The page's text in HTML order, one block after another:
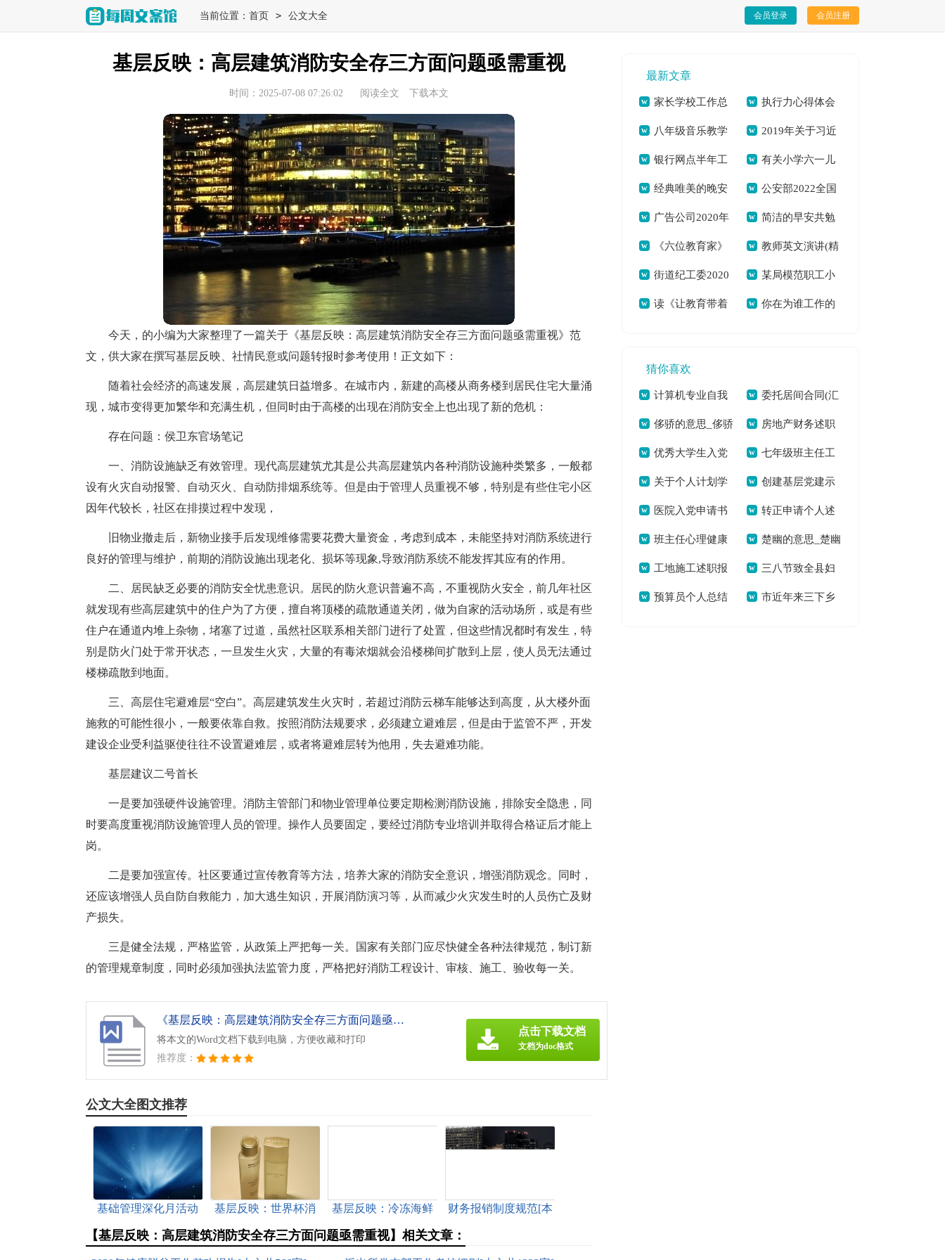
当前位置： 首页 > 公文大全 会员登录 会员注册
基层反映：高层建筑消防安全存三方面问题亟需重视
时间：2025-07-08 07:26:02 阅读全文 下载本文
今天，的小编为大家整理了一篇关于《基层反映：高层建筑消防安全存三方面问题亟需重视》范
文，供大家在撰写基层反映、社情民意或问题转报时参考使用！正文如下：
随着社会经济的高速发展，高层建筑日益增多。在城市内，新建的高楼从商务楼到居民住宅大量涌
现，城市变得更加繁华和充满生机，但同时由于高楼的出现在消防安全上也出现了新的危机：
存在问题：侯卫东官场笔记
一、消防设施缺乏有效管理。现代高层建筑尤其是公共高层建筑内各种消防设施种类繁多，一般都
设有火灾自动报警、自动灭火、自动防排烟系统等。但是由于管理人员重视不够，特别是有些住宅小区
因年代较长，社区在排摸过程中发现，
旧物业撤走后，新物业接手后发现维修需要花费大量资金，考虑到成本，未能坚持对消防系统进行
良好的管理与维护，前期的消防设施出现老化、损坏等现象,导致消防系统不能发挥其应有的作用。
二、居民缺乏必要的消防安全忧患意识。居民的防火意识普遍不高，不重视防火安全，前几年社区
就发现有些高层建筑中的住户为了方便，擅自将顶楼的疏散通道关闭，做为自家的活动场所，或是有些
住户在通道内堆上杂物，堵塞了过道，虽然社区联系相关部门进行了处置，但这些情况都时有发生，特
别是防火门处于常开状态，一旦发生火灾，大量的有毒浓烟就会沿楼梯间扩散到上层，使人员无法通过
楼梯疏散到地面。
三、高层住宅避难层“空白”。高层建筑发生火灾时，若超过消防云梯车能够达到高度，从大楼外面
施救的可能性很小，一般要依靠自救。按照消防法规要求，必须建立避难层，但是由于监管不严，开发
建设企业受利益驱使往往不设置避难层，或者将避难层转为他用，失去避难功能。
基层建议二号首长
一是要加强硬件设施管理。消防主管部门和物业管理单位要定期检测消防设施，排除安全隐患，同
时要高度重视消防设施管理人员的管理。操作人员要固定，要经过消防专业培训并取得合格证后才能上
岗。
二是要加强宣传。社区要通过宣传教育等方法，培养大家的消防安全意识，增强消防观念。同时，
还应该增强人员自防自救能力，加大逃生知识，开展消防演习等，从而减少火灾发生时的人员伤亡及财
产损失。
三是健全法规，严格监管，从政策上严把每一关。国家有关部门应尽快健全各种法律规范，制订新
的管理规章制度，同时必须加强执法监管力度，严格把好消防工程设计、审核、施工、验收每一关。
《基层反映：高层建筑消防安全存三方面问题亟需重视[本文共867字].doc》
将本文的Word文档下载到电脑，方便收藏和打印
推荐度：
点击下载文档
文档为doc格式
公文大全图文推荐
基础管理深化月活动
基层反映：世界杯消
[本文共1461字]
基层反映：冷冻海鲜
止亟待引起重视[本文
财务报销制度规范[本
【基层反映：高层建筑消防安全存三方面问题亟需重视】相关文章：
最新文章
家长学校工作总
结[本文共812字]
执行力心得体会
[本文共6919字]
八年级音乐教学
计划[本文共4300字]
2019年关于习近
平总书记向国家勋章
和国家荣誉称号获得
者颁授勋章奖章并发
表重要讲话的思想汇
报[本文共939字]
银行网点半年工
作总结(精选多篇)[本
文共9790字]
有关小学六一儿
童节活动策划方案
[本文共3692字]
经典唯美的晚安
心语QQ[本文共3674
字]
公安部2022全国
中小学生安全教育日
观后感（通用多篇）
[本文共5071字]
广告公司2020年
度工作计划[本文共
3413字]
简洁的早安共勉
句子朋友圈[本文共
7361字]
《六位教育家》
读后感——学习陶行
知事迹有感[本文共
教师英文演讲(精
选多篇)[本文共1480
字]
街道纪工委2020
年上半年工作总结及
文共2929字]
某局模范职工小
家先进事迹材料[本
读《让教育带着
做一位有温度的教师
[本文共1007字]
你在为谁工作的
猜你喜欢
计算机专业自我
评价[本文共2740字]
委托居间合同(汇
编13篇)[本文共
14701字]
侈骄的意思_侈骄
的拼音[本文共34字]
房地产财务述职
报告(6篇)[本文共
10088字]
优秀大学生入党
申请书范文4000字
[本文共2349字]
七年级班主任工
作总结【热】[本文
共29918字]
关于个人计划学
生会汇编10篇[本文
共10986字]
创建基层党建示
范村工作汇报(精选
多篇)[本文共7432
字]
医院入党申请书
(精选多篇)[本文共
7692字]
转正申请个人述
职(精选多篇)[本文共
4920字]
班主任心理健康
培训总结(通用5篇)
[本文共9576字]
楚幽的意思_楚幽
的拼音[本文共36字]
工地施工述职报
告[本文共3078字]
三八节致全县妇
女姐妹的感谢信[本
预算员个人总结 市近年来三下乡